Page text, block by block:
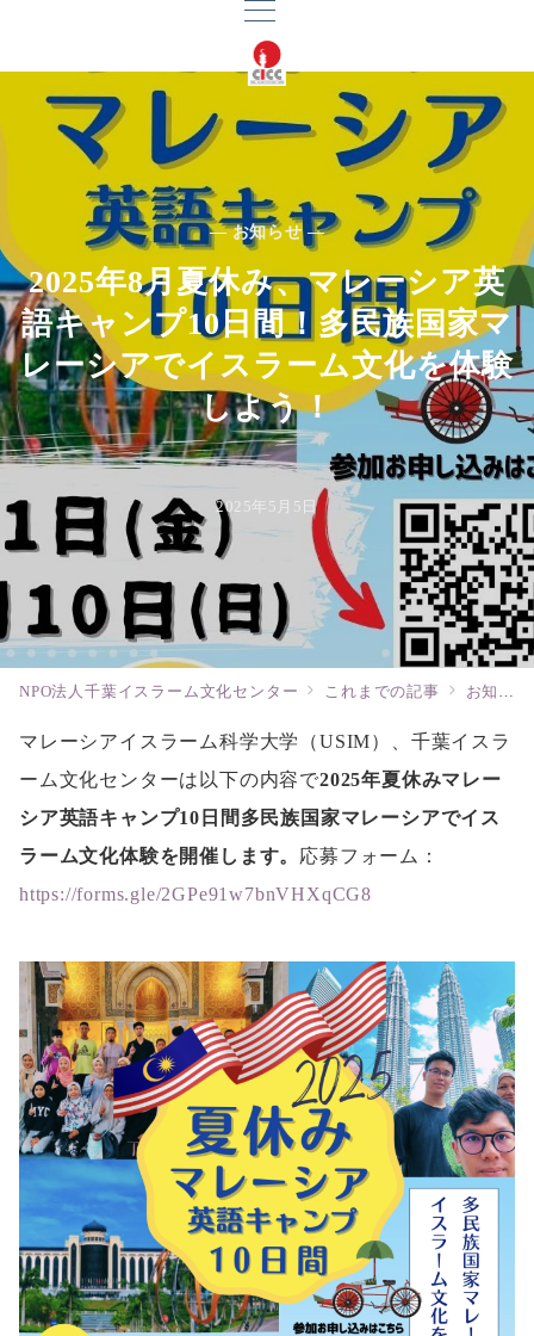
— お知らせ —
2025年8月夏休み、マレーシア英
語キャンプ10日間！多民族国家マ
レーシアでイスラーム文化を体験
しよう！
2025年5月5日
NPO法人千葉イスラーム文化センター これまでの記事 お知らせ
マレーシアイスラーム科学大学（USIM）、千葉イスラ
ーム文化センターは以下の内容で2025年夏休みマレー
シア英語キャンプ10日間多民族国家マレーシアでイス
ラーム文化体験を開催します。 応募フォーム：
https://forms.gle/2GPe91w7bnVHXqCG8